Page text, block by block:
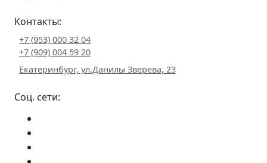
Контакты:
+7 (953) 000 32 04
+7 (909) 004 59 20
Екатеринбург, ул.Данилы Зверева, 23
Соц. сети: